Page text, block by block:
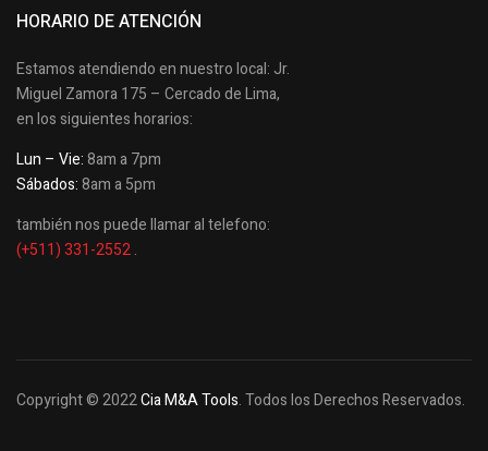
HORARIO DE ATENCIÓN
Estamos atendiendo en nuestro local: Jr.
Miguel Zamora 175 – Cercado de Lima,
en los siguientes horarios:
Lun – Vie:8am a 7pm
Sábados:8am a 5pm
también nos puede llamar al telefono:
(+511) 331-2552.
Copyright © 2022Cia M&A Tools. Todos los Derechos Reservados.